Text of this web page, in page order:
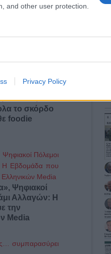
and other user protection.
Privacy Policy
το σκόρδο
foodie
Ψηφιακοί
Αλλαγών: Η
την
Media